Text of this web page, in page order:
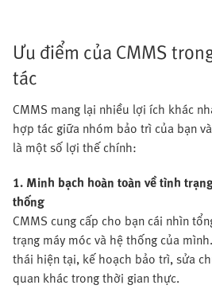
Ưu điểm của CMMS
tác
CMMS mang lại nhiều lợi ích khác
hợp tác giữa nhóm bảo trì của bạn
là một số lợi thế chính:
1. Minh bạch hoàn toàn về tình
thống
CMMS cung cấp cho bạn cái nhìn
trạng máy móc và hệ thống của
thái hiện tại, kế hoạch bảo trì, sửa
quan khác trong thời gian thực.